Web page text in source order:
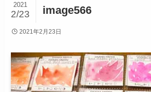
image566
2021
2/23
2021年2月23日